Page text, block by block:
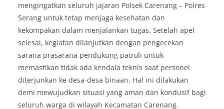
mengingatkan seluruh jajaran Polsek Carenang – Polres
Serang untuk tetap menjaga kesehatan dan
kekompakan dalam menjalankan tugas. Setelah apel
selesai, kegiatan dilanjutkan dengan pengecekan
sarana prasarana pendukung patroli untuk
memastikan tidak ada kendala teknis saat personel
diterjunkan ke desa-desa binaan. Hal ini dilakukan
demi mewujudkan situasi yang aman dan kondusif bagi
seluruh warga di wilayah Kecamatan Carenang.